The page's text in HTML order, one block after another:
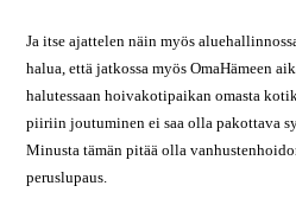
Ja itse ajattelen näin myös
halua, että jatkossa myös OmaHämeen
halutessaan hoivakotipaikan omasta
piiriin joutuminen ei saa olla pakottava
Minusta tämän pitää olla
peruslupaus.